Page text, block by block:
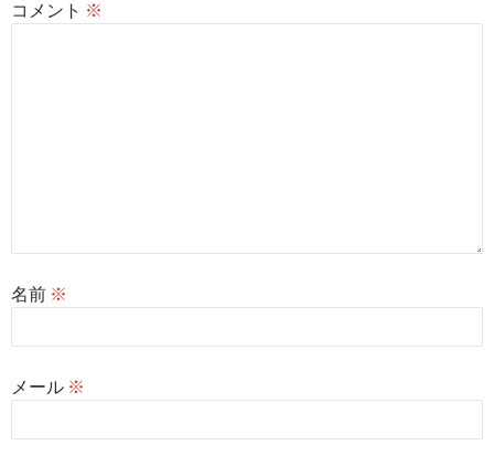
コメント ※
名前 ※
メール ※